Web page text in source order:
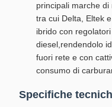
principali marche
tra cui Delta, Eltek
ibrido con
diesel,rendendolo
fuori rete e con
consumo di
Specifiche